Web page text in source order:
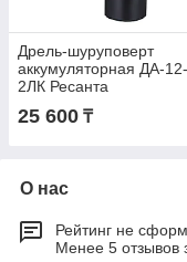
Дрель-шуруповерт
аккумуляторная ДА-12-
2ЛК Ресанта
25 600 ₸
О нас
Рейтинг не
Менее 5 отзывов